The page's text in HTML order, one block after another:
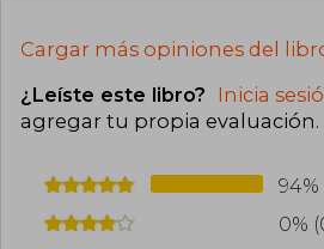
Cargar más opiniones del
¿Leíste este libro? Inicia
agregar tu propia evaluación.
94%
0%